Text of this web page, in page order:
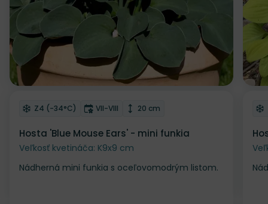
Odober do zoznamu želaní
Mrazuvzdornosť
Z4 (-34°C) Doba kvitnutia
VII-VIII Výška rastliny
20 cm
Hosta 'Blue Mouse Ears' - mini funkia
Veľkosť kvetináča: K9x9 cm
Nádherná mini funkia s oceľovomodrým listom.